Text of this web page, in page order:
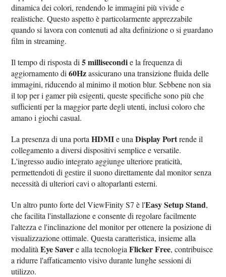
dinamica dei colori, rendendo le immagini più vivide e
realistiche. Questo aspetto è particolarmente apprezzabile
quando si lavora con contenuti ad alta definizione o si guardano
film in streaming.
Il tempo di risposta di5 millisecondie la frequenza di
aggiornamento di60Hzassicurano una transizione fluida delle
immagini, riducendo al minimo il motion blur. Sebbene non sia
il top per i gamer più esigenti, queste specifiche sono più che
sufficienti per la maggior parte degli utenti, inclusi coloro che
amano i giochi casual.
La presenza di una portaHDMIe unaDisplay Portrende il
collegamento a diversi dispositivi semplice e versatile.
L'ingresso audio integrato aggiunge ulteriore praticità,
permettendoti di gestire il suono direttamente dal monitor senza
necessità di ulteriori cavi o altoparlanti esterni.
Un altro punto forte del ViewFinity S7 è l'Easy Setup Stand,
che facilita l'installazione e consente di regolare facilmente
l'altezza e l'inclinazione del monitor per ottenere la posizione di
visualizzazione ottimale. Questa caratteristica, insieme alla
modalitàEye Savere alla tecnologiaFlicker Free, contribuisce
a ridurre l'affaticamento visivo durante lunghe sessioni di
utilizzo.